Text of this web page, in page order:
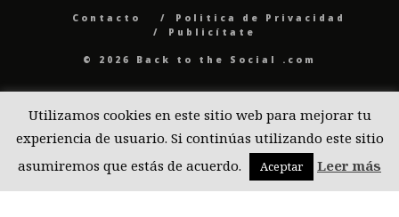
Contacto
Politica de Privacidad
Publicítate
© 2026 Back to the Social .com
Utilizamos cookies en este sitio web para mejorar tu
experiencia de usuario. Si continúas utilizando este sitio
asumiremos que estás de acuerdo.
Aceptar Leer más